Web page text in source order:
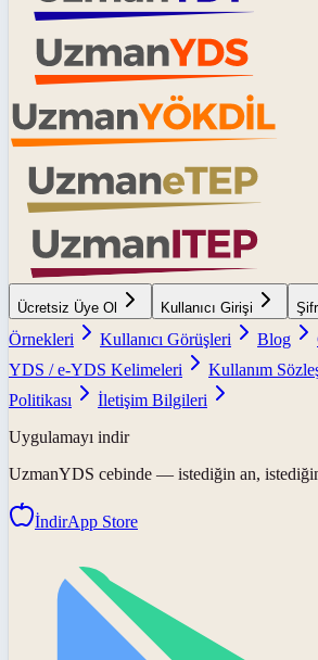
Ücretsiz Üye Ol Kullanıcı Girişi
Örnekleri
Kullanıcı Görüşleri Blog
YDS / e-YDS Kelimeleri
Kullanım
Politikası
İletişim Bilgileri
Uygulamayı indir
UzmanYDS cebinde — istediğin an,
İndirApp Store